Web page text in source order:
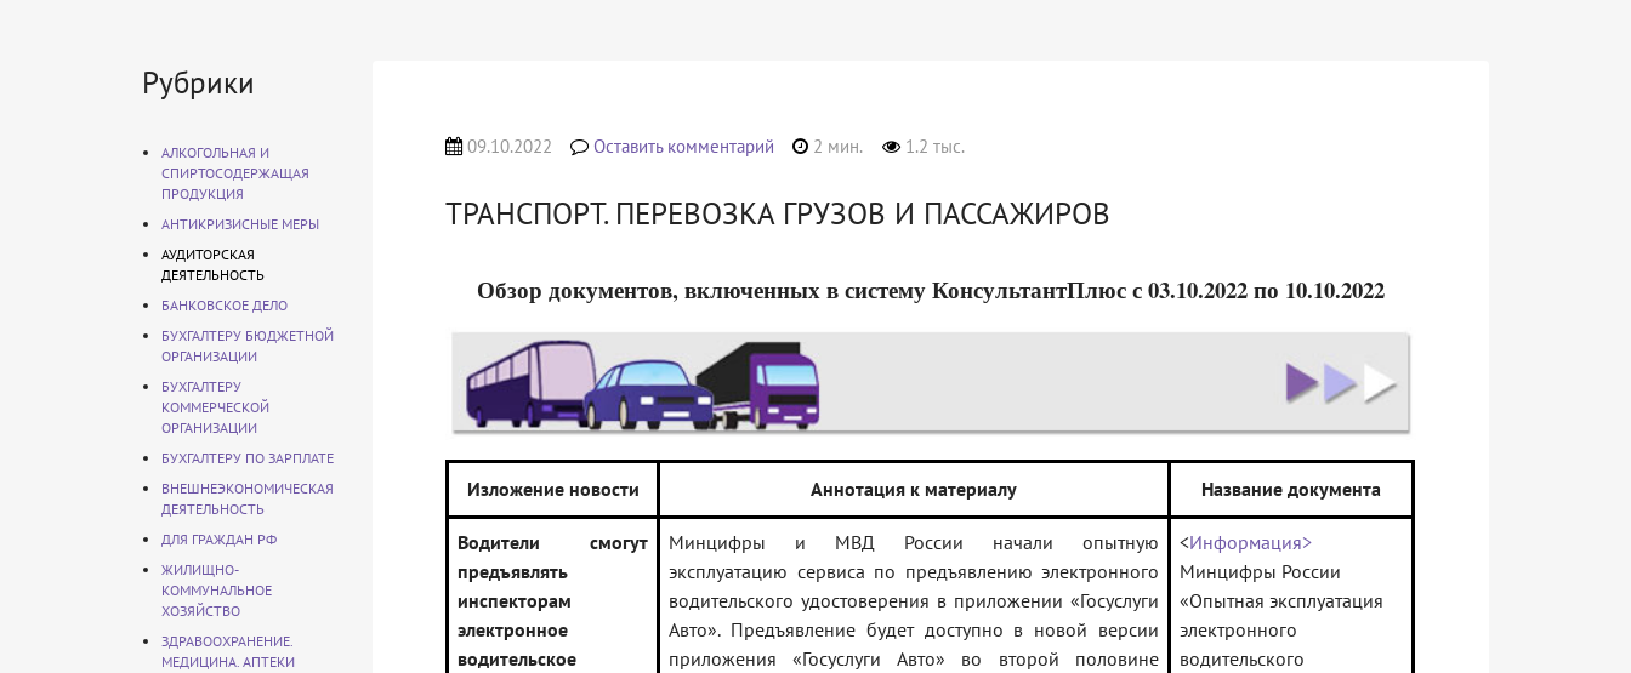
Рубрики
АЛКОГОЛЬНАЯ И
СПИРТОСОДЕРЖАЩАЯ
ПРОДУКЦИЯ
АНТИКРИЗИСНЫЕ МЕРЫ
АУДИТОРСКАЯ
ДЕЯТЕЛЬНОСТЬ
БАНКОВСКОЕ ДЕЛО
БУХГАЛТЕРУ БЮДЖЕТНОЙ
ОРГАНИЗАЦИИ
БУХГАЛТЕРУ
КОММЕРЧЕСКОЙ
ОРГАНИЗАЦИИ
БУХГАЛТЕРУ ПО ЗАРПЛАТЕ
ВНЕШНЕЭКОНОМИЧЕСКАЯ
ДЕЯТЕЛЬНОСТЬ
ДЛЯ ГРАЖДАН РФ
ЖИЛИЩНО-
КОММУНАЛЬНОЕ
ХОЗЯЙСТВО
ЗДРАВООХРАНЕНИЕ.
МЕДИЦИНА. АПТЕКИ
09.10.2022 Оставить комментарий 2 мин. 1.2 тыс.
ТРАНСПОРТ. ПЕРЕВОЗКА ГРУЗОВ И ПАССАЖИРОВ
Обзор документов, включенных в систему КонсультантПлюс с 03.10.2022 по 10.10.2022
Изложение новости Аннотация к материалу Название документа
Водители смогут
предъявлять
инспекторам
электронное
водительское
Минцифры и МВД России начали опытную
эксплуатацию сервиса по предъявлению электронного
водительского удостоверения в приложении «Госуслуги
Авто». Предъявление будет доступно в новой версии
приложения «Госуслуги Авто» во второй половине
<Информация>
Минцифры России
«Опытная эксплуатация
электронного
водительского